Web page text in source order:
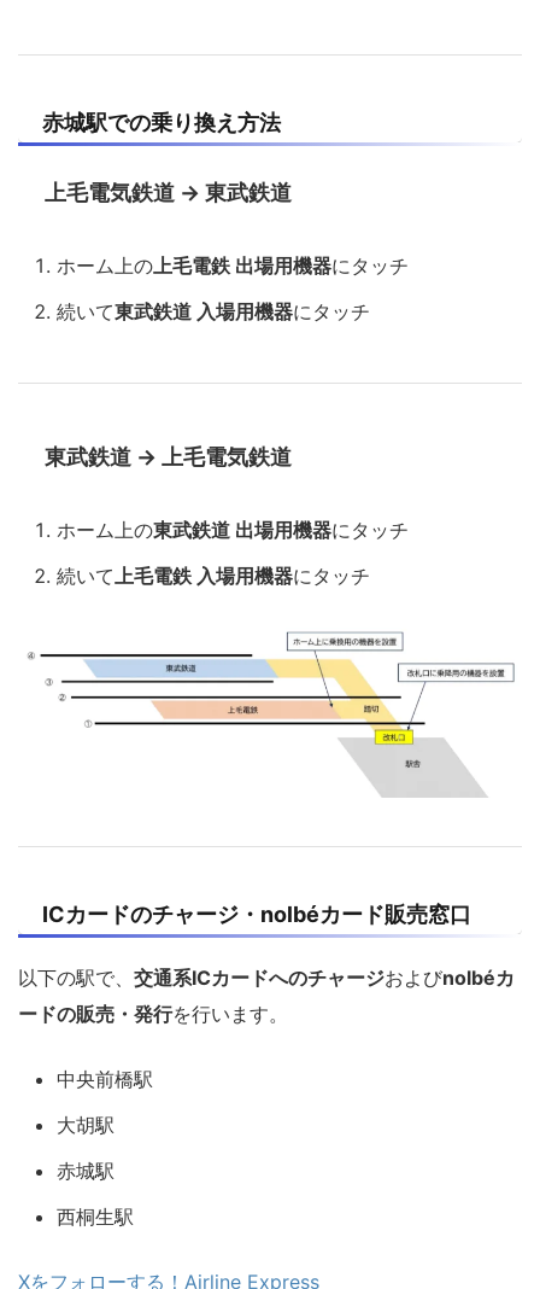
赤城駅での乗り換え方法
上毛電気鉄道 → 東武鉄道
ホーム上の上毛電鉄 出場用機器にタッチ
続いて東武鉄道 入場用機器にタッチ
東武鉄道 → 上毛電気鉄道
ホーム上の東武鉄道 出場用機器にタッチ
続いて上毛電鉄 入場用機器にタッチ
ICカードのチャージ・nolbéカード販売窓口
以下の駅で、 交通系ICカードへのチャージおよびnolbéカ
ードの販売・発行を行います。
中央前橋駅
大胡駅
赤城駅
西桐生駅
Xをフォローする！Airline Express